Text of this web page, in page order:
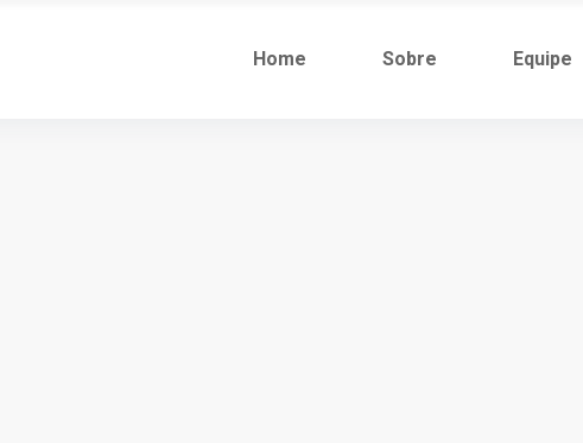
Home Sobre Equipe